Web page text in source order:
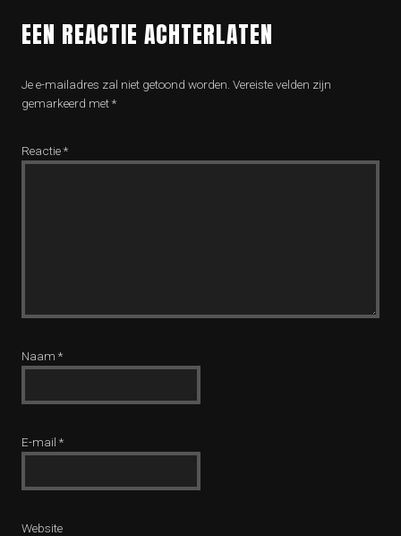
EEN REACTIE ACHTERLATEN
Je e-mailadres zal niet getoond worden. Vereiste velden zijn
gemarkeerd met*
Reactie*
Naam *
E-mail *
Website